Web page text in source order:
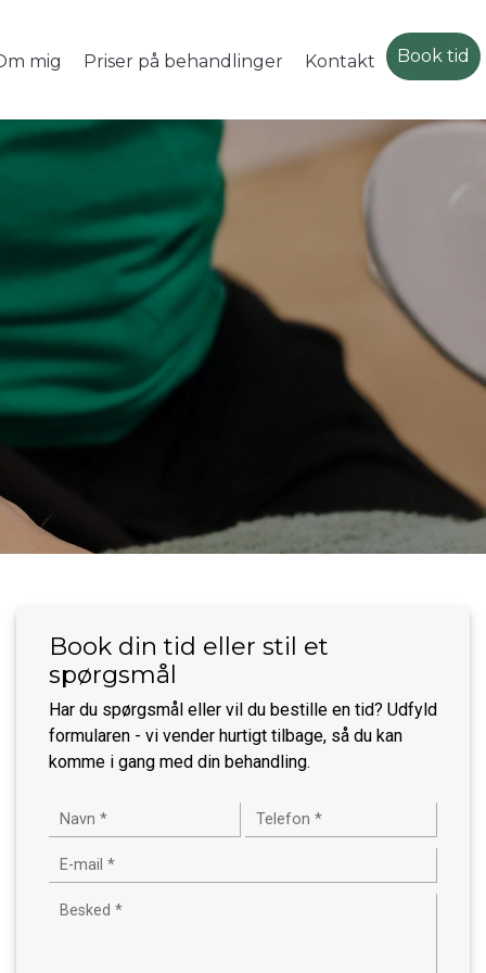
mig Priser på behandlinger Kontakt Book tid
Book din tid eller stil et
spørgsmål
Har du spørgsmål eller vil du bestille en tid? Udfyld
formularen - vi vender hurtigt tilbage, så du kan
komme i gang med din behandling.